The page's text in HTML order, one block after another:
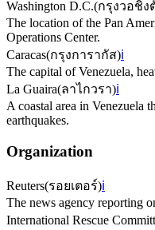
Washington D.C.(กรุงวอชิง
The location of the Pan
Operations Center.
Caracas(กรุงการากัส)ℹ️
The capital of Venezuela,
La Guaira(ลาไกวรา)ℹ️
A coastal area in Venezuela
earthquakes.
Organization
Reuters(รอยเตอร์)ℹ️
The news agency reporting
International Rescue